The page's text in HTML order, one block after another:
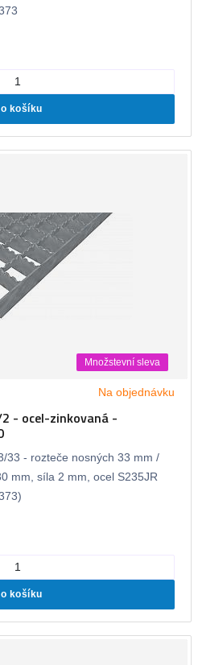
košíku
Množstevní sleva
Na objednávku
- ocel-zinkovaná -
33 - rozteče nosných 33 mm /
mm, síla 2 mm, ocel S235JR
košíku